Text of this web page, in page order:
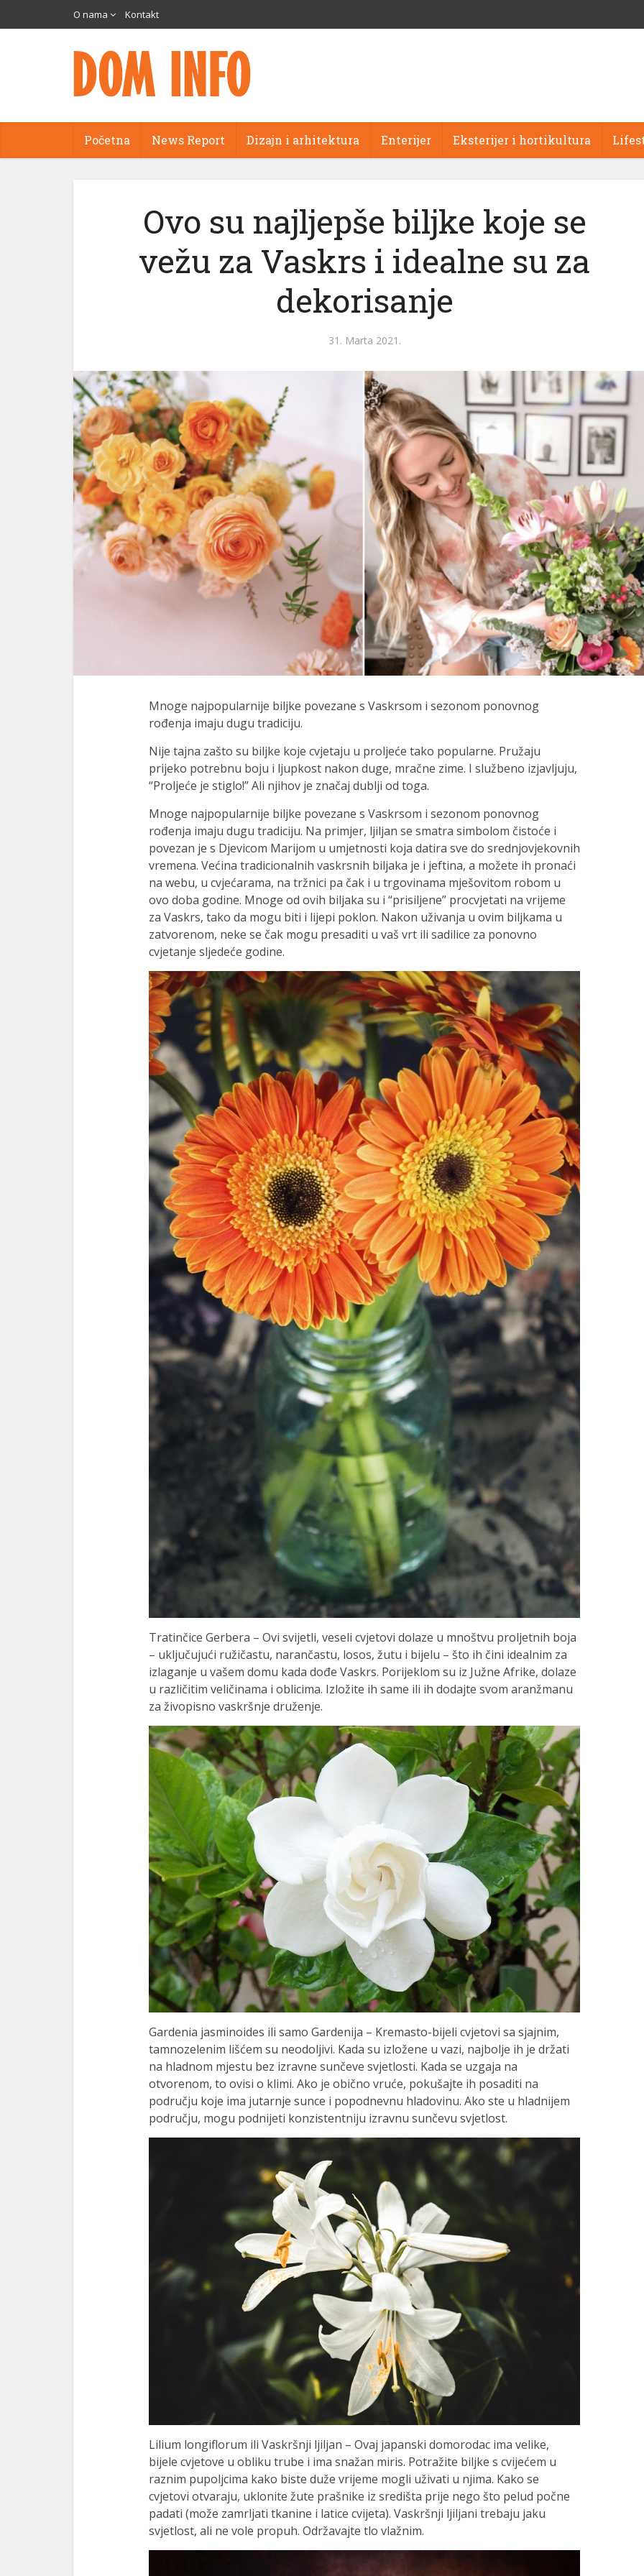
O nama Kontakt
Početna News Report Dizajn i arhitektura Enterijer Eksterijer i hortikultura
Ovo su najljepše biljke koje se
vežu za Vaskrs i idealne su za
dekorisanje
31. Marta 2021.
Mnoge najpopularnije biljke povezane s Vaskrsom i sezonom ponovnog
rođenja imaju dugu tradiciju.
Nije tajna zašto su biljke koje cvjetaju u proljeće tako popularne. Pružaju
prijeko potrebnu boju i ljupkost nakon duge, mračne zime. I službeno izjavljuju,
“Proljeće je stiglo!” Ali njihov je značaj dublji od toga.
Mnoge najpopularnije biljke povezane s Vaskrsom i sezonom ponovnog
rođenja imaju dugu tradiciju. Na primjer, ljiljan se smatra simbolom čistoće i
povezan je s Djevicom Marijom u umjetnosti koja datira sve do srednjovjekovnih
vremena. Većina tradicionalnih vaskrsnih biljaka je i jeftina, a možete ih pronaći
na webu, u cvjećarama, na tržnici pa čak i u trgovinama mješovitom robom u
ovo doba godine. Mnoge od ovih biljaka su i “prisiljene” procvjetati na vrijeme
za Vaskrs, tako da mogu biti i lijepi poklon. Nakon uživanja u ovim biljkama u
zatvorenom, neke se čak mogu presaditi u vaš vrt ili sadilice za ponovno
cvjetanje sljedeće godine.
Tratinčice Gerbera – Ovi svijetli, veseli cvjetovi dolaze u mnoštvu proljetnih boja
– uključujući ružičastu, narančastu, losos, žutu i bijelu – što ih čini idealnim za
izlaganje u vašem domu kada dođe Vaskrs. Porijeklom su iz Južne Afrike, dolaze
u različitim veličinama i oblicima. Izložite ih same ili ih dodajte svom aranžmanu
za živopisno vaskršnje druženje.
Gardenia jasminoides ili samo Gardenija – Kremasto-bijeli cvjetovi sa sjajnim,
tamnozelenim lišćem su neodoljivi. Kada su izložene u vazi, najbolje ih je držati
na hladnom mjestu bez izravne sunčeve svjetlosti. Kada se uzgaja na
otvorenom, to ovisi o klimi. Ako je obično vruće, pokušajte ih posaditi na
području koje ima jutarnje sunce i popodnevnu hladovinu. Ako ste u hladnijem
području, mogu podnijeti konzistentniju izravnu sunčevu svjetlost.
Lilium longiflorum ili Vaskršnji ljiljan – Ovaj japanski domorodac ima velike,
bijele cvjetove u obliku trube i ima snažan miris. Potražite biljke s cvijećem u
raznim pupoljcima kako biste duže vrijeme mogli uživati u njima. Kako se
cvjetovi otvaraju, uklonite žute prašnike iz središta prije nego što pelud počne
padati (može zamrljati tkanine i latice cvijeta). Vaskršnji ljiljani trebaju jaku
svjetlost, ali ne vole propuh. Održavajte tlo vlažnim.